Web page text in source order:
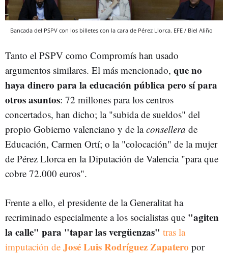
Bancada del PSPV con los billetes con la cara de Pérez Llorca. EFE / Biel Aliño
Tanto el PSPV como Compromís han usado
argumentos similares. El más mencionado, que no
haya dinero para la educación pública pero sí para
otros asuntos: 72 millones para los centros
concertados, han dicho; la "subida de sueldos" del
propio Gobierno valenciano y de laconsellera de
Educación, Carmen Ortí; o la "colocación" de la mujer
de Pérez Llorca en la Diputación de Valencia "para que
cobre 72.000 euros".
Frente a ello, el presidente de la Generalitat ha
recriminado especialmente a los socialistas que "agiten
la calle" para "tapar las vergüenzas" tras la
imputación de José Luis Rodríguez Zapatero por